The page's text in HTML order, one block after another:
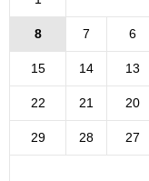
6
7
8
13
14
15
20
21
22
27
28
29